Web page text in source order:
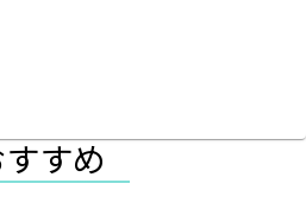
すめ